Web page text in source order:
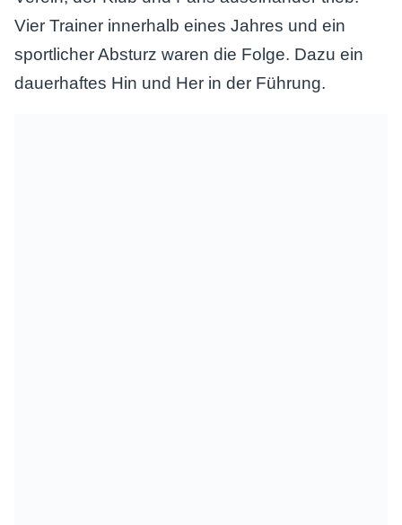
Vier Trainer innerhalb eines Jahres und ein
sportlicher Absturz waren die Folge. Dazu ein
dauerhaftes Hin und Her in der Führung.